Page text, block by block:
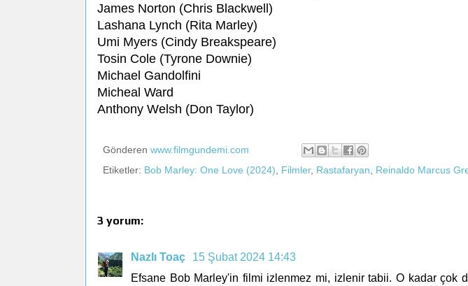
James Norton (Chris Blackwell)
Lashana Lynch (Rita Marley)
Umi Myers (Cindy Breakspeare)
Tosin Cole (Tyrone Downie)
Michael Gandolfini
Micheal Ward
Anthony Welsh (Don Taylor)
Gönderen www.filmgundemi.com
Etiketler: Bob Marley: One Love (2024) Filmler, Rastafaryan Reinaldo Marcus
3 yorum:
Nazlı Toaç
15 Şubat 2024 14:43
Efsane Bob Marley'in filmi izlenmez mi, izlenir tabii. O kadar çok